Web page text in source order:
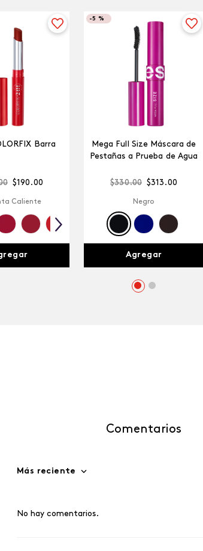
Barra
$190 .00
Caliente
-5 %
Mega Full Size Máscara de
Pestañas a Prueba de Agua
$330.00 $313 .00
Negro
Agregar
Comentarios
Más reciente
No hay comentarios.